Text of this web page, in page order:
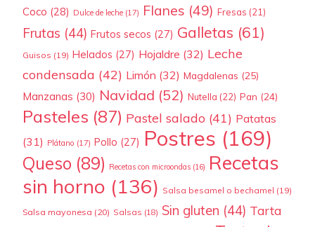
Coco (28) Dulce de leche (17) Flanes (49) Fresas (21)
Frutas (44) Frutos secos (27) Galletas (61)
Guisos (19) Helados (27) Hojaldre (32) Leche
condensada (42) Limón (32) Magdalenas (25)
Manzanas (30) Navidad (52) Nutella (22) Pan (24)
Pasteles (87) Pastel salado (41) Patatas
(31) Plátano (17) Pollo (27) Postres (169)
Queso (89) Recetas con microondas (16) Recetas
sin horno (136) Salsa besamel o bechamel (19)
Salsa mayonesa (20) Salsas (18) Sin gluten (44) Tarta